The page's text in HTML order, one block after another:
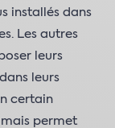
installés dans
Les autres
leurs
leurs
certain
permet